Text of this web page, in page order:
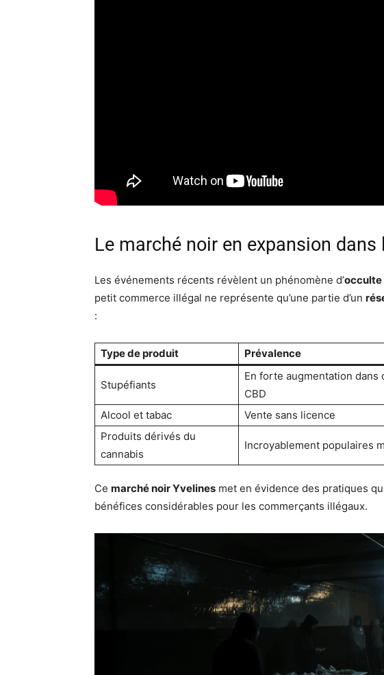
Le marché noir en expansion dans
Les événements récents révèlent un phénomène d’occulte
petit commerce illégal ne représente qu’une partie d’un
:
Type de produit Prévalence
Stupéfiants
En forte augmentation
CBD
Alcool et tabac
Vente sans licence
Produits dérivés du
cannabis
Incroyablement populaires
Ce marché noir Yvelines met en évidence des pratiques
bénéfices considérables pour les commerçants illégaux.